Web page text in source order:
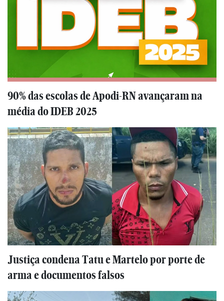
90% das escolas de Apodi-RN avançaram na
média do IDEB 2025
Justiça condena Tatu e Martelo por porte de
arma e documentos falsos